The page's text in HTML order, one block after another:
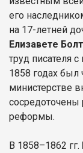
его
на 17-летней
Елизавете
труд писателя
1858 годах
министерстве
сосредоточены
реформы.
В 1858–1862 гг.